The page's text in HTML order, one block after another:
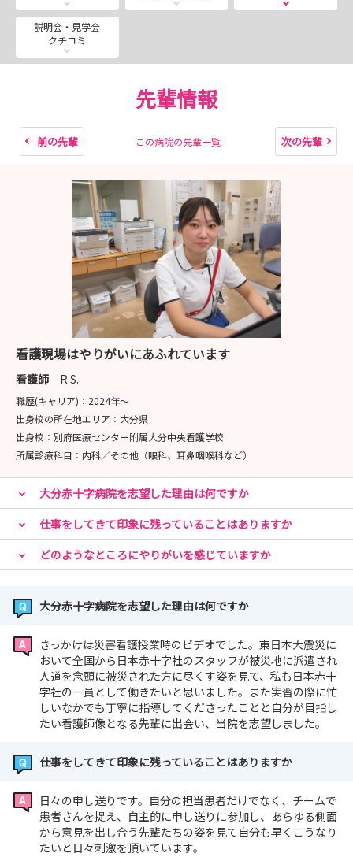
説明会・見学会
クチコミ
先輩情報
前の先輩 この病院の先輩一覧 次の先輩
看護現場はやりがいにあふれています
看護師 R.S.
職歴(キャリア)： 2024年〜
出身校の所在地エリア： 大分県
出身校： 別府医療センター附属大分中央看護学校
所属診療科目： 内科／その他（眼科、耳鼻咽喉科など）
大分赤十字病院を志望した理由は何ですか
仕事をしてきて印象に残っていることはありますか
どのようなところにやりがいを感じていますか
大分赤十字病院を志望した理由は何ですか
きっかけは災害看護授業時のビデオでした。東日本大震災に
おいて全国から日本赤十字社のスタッフが被災地に派遣され
人道を念頭に被災された方に尽くす姿を見て、私も日本赤十
字社の一員として働きたいと思いました。また実習の際に忙
しいなかでも丁寧に指導してくださったことと自分が目指し
たい看護師像となる先輩に出会い、当院を志望しました。
仕事をしてきて印象に残っていることはありますか
日々の申し送りです。自分の担当患者だけでなく、チームで
患者さんを捉え、自主的に申し送りに参加し、あらゆる側面
から意見を出し合う先輩たちの姿を見て自分も早くこうなり
たいと日々刺激を頂いています。